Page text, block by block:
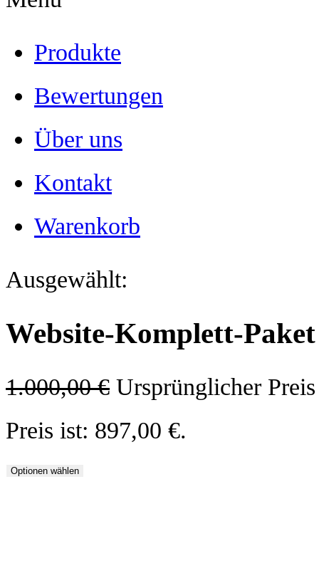
Produkte
Bewertungen
Über uns
Kontakt
Warenkorb
Ausgewählt:
Website-Komplett-Paket
1.000,00€ Ursprünglicher
Preis ist: 897,00 €.
Optionen wählen